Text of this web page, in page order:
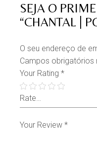
SEJA O
“CHANTAL |
O seu endereço de
Campos
Your Rating*